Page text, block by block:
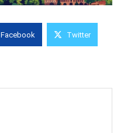
Facebook Twitter